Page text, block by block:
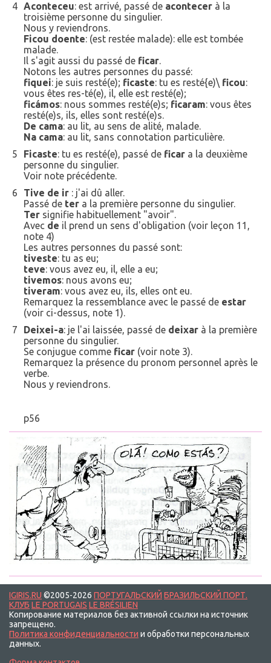
4 Aconteceu: est arrivé, passé de acontecer à la
troisième personne du singulier.
Nous y reviendrons.
Ficou doente: (est restée malade): elle est tombée
malade.
Il s'agit aussi du passé de ficar.
Notons les autres personnes du passé:
fiquei: je suis resté(e); ficaste: tu es resté{e)\ ficou:
vous êtes res-té(e), il, elle est resté(e);
ficámos: nous sommes resté(e)s; ficaram: vous êtes
resté(e)s, ils, elles sont resté(e)s.
De cama: au lit, au sens de alité, malade.
Na cama: au lit, sans connotation particulière.
5
Ficaste: tu es resté(e), passé de ficar a la deuxième
personne du singulier.
Voir note précédente.
6
Tive de ir : j'ai dû aller.
Passé de ter a la première personne du singulier.
Ter signifie habituellement "avoir".
Avec de il prend un sens d'obligation (voir leçon 11,
note 4)
Les autres personnes du passé sont:
tiveste: tu as eu;
teve: vous avez eu, il, elle a eu;
tivemos: nous avons eu;
tiveram: vous avez eu, ils, elles ont eu.
Remarquez la ressemblance avec le passé de estar
(voir ci-dessus, note 1).
7
Deixei-a: je l'ai laissée, passé de deixar à la première
personne du singulier.
Se conjugue comme ficar (voir note 3).
Remarquez la présence du pronom personnel après le
verbe.
Nous y reviendrons.
p56
IGIRIS.RU ©2005-2026 ПОРТУГАЛЬСКИЙ БРАЗИЛЬСКИЙ ПОРТ.
КЛУБ LE PORTUGAIS LE BRÉSILIEN
Копирование материалов без активной ссылки на источник
запрещено.
Политика конфиденциальности и обработки персональных
данных.